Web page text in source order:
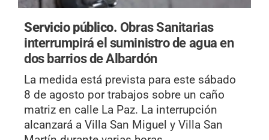
Servicio público. Obras Sanitarias
interrumpirá el suministro de agua en
dos barrios de Albardón
La medida está prevista para este sábado
8 de agosto por trabajos sobre un caño
matriz en calle La Paz. La interrupción
alcanzará a Villa San Miguel y Villa San